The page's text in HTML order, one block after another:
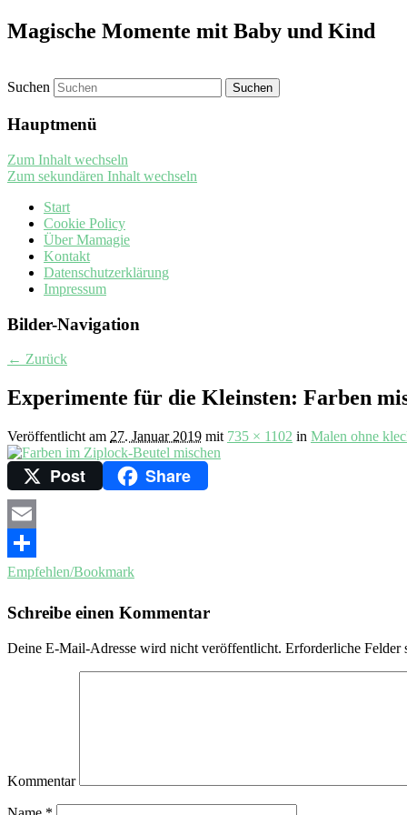
Magische Momente mit Baby und Kind
Suchen
Hauptmenü
Zum Inhalt wechseln
Zum sekundären Inhalt wechseln
Start
Cookie Policy
Über Mamagie
Kontakt
Datenschutzerklärung
Impressum
Bilder-Navigation
← Zurück
Experimente für die Kleinsten: Farben
Veröffentlicht am 27. Januar 2019 mit 735 × 1102 in Malen ohne
Post Share
Email
Empfehlen/Bookmark
Schreibe einen Kommentar
Deine E-Mail-Adresse wird nicht veröffentlicht. Erforderliche Felder
Kommentar